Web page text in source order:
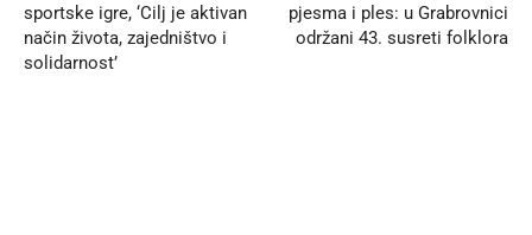
sportske igre, ‘Cilj je aktivan
način života, zajedništvo i
solidarnost’
pjesma i ples: u Grabrovnici
održani 43. susreti folklora